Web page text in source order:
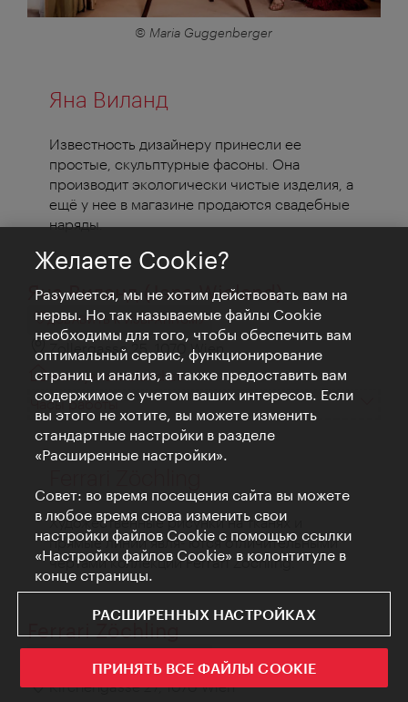
© Maria Guggenberger
Яна Виланд
Известность дизайнеру принесли ее
простые, скульптурные фасоны. Она
производит экологически чистые изделия, а
ещё у нее в магазине продаются свадебные
наряды.
Яна Виланд (Jana Wieland)
ДОБАВИТЬ К ИЗБРАННОМУ
Zollergasse 25, 1070 Wien
www.janawieland.at
Часы работы
Xудожественные рисунки на тканях и
прямые линии явля- ются отличительными
чертами коллекций Ferrari Zöchling.
Ferrari Zöchling
Kirchengasse 27, 1070 Wien
Желаете Cookie?
Разумеется, мы не хотим действовать вам на
нервы. Но так называемые файлы Cookie
необходимы для того, чтобы обеспечить вам
оптимальный сервис, функционирование
страниц и анализ, а также предоставить вам
содержимое с учетом ваших интересов. Если
вы этого не хотите, вы можете изменить
стандартные настройки в разделе
«Расширенные настройки».
Совет: во время посещения сайта вы можете
в любое время снова изменить свои
настройки файлов Cookie с помощью ссылки
«Настройки файлов Cookie» в колонтитуле в
конце страницы.
РАСШИРЕННЫХ НАСТРОЙКАХ
ПРИНЯТЬ ВСЕ ФАЙЛЫ COOKIE